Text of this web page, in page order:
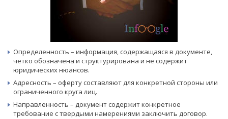
Определенность – информация, содержащаяся в документе,
четко обозначена и структурирована и не содержит
юридических нюансов.
Адресность – оферту составляют для конкретной стороны или
ограниченного круга лиц.
Направленность – документ содержит конкретное
требование с твердыми намерениями заключить договор.